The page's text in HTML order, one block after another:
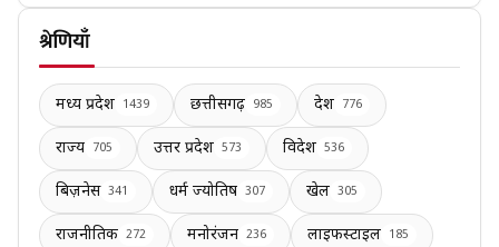
श्रेणियाँ
मध्य प्रदेश 1439 छत्तीसगढ़ 985 देश 776
राज्य 705 उत्तर प्रदेश 573 विदेश 536
बिज़नेस 341 धर्म ज्योतिष 307 खेल 305
राजनीतिक 272 मनोरंजन 236 लाइफस्टाइल 185